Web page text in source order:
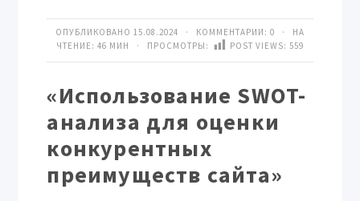
ОПУБЛИКОВАНО 15.08.2024 · КОММЕНТАРИИ: 0 · НА
ЧТЕНИЕ: 46 МИН · ПРОСМОТРЫ:
POST VIEWS: 559
«Использование SWOT-
анализа для оценки
конкурентных
преимуществ сайта»